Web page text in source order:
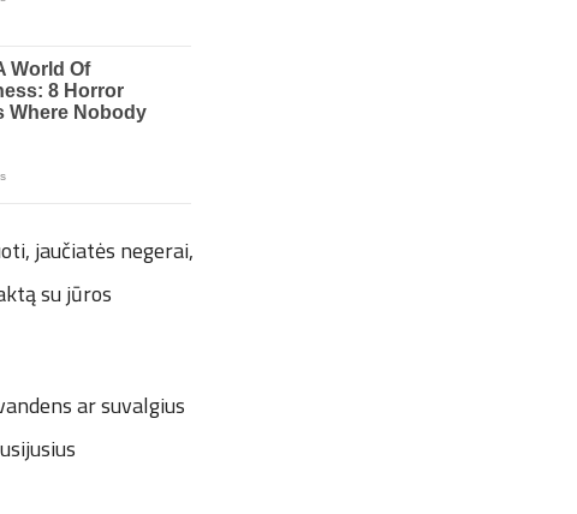
jaučiatės negerai,
su jūros
ar suvalgius